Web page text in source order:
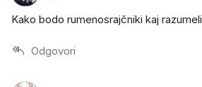
Kako bodo rumenosrajčniki kaj
Odgovori